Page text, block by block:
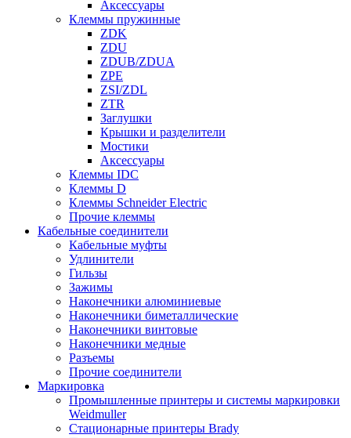
Аксессуары
Клеммы пружинные
ZDK
ZDU
ZDUB/ZDUA
ZPE
ZSI/ZDL
ZTR
Заглушки
Крышки и разделители
Мостики
Аксессуары
Клеммы IDC
Клеммы D
Клеммы Schneider Electric
Прочие клеммы
Кабельные соединители
Кабельные муфты
Удлинители
Гильзы
Зажимы
Наконечники алюминиевые
Наконечники биметаллические
Наконечники винтовые
Наконечники медные
Разъемы
Прочие соединители
Маркировка
Промышленные принтеры и системы маркировки
Weidmuller
Стационарные принтеры Brady